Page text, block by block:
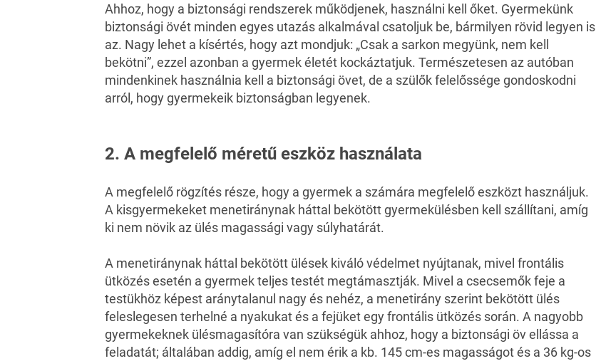
Ahhoz, hogy a biztonsági rendszerek működjenek, használni kell őket. Gyermekünk
biztonsági övét minden egyes utazás alkalmával csatoljuk be, bármilyen rövid legyen is
az. Nagy lehet a kísértés, hogy azt mondjuk: „Csak a sarkon megyünk, nem kell
bekötni”, ezzel azonban a gyermek életét kockáztatjuk. Természetesen az autóban
mindenkinek használnia kell a biztonsági övet, de a szülők felelőssége gondoskodni
arról, hogy gyermekeik biztonságban legyenek.
2. A megfelelő méretű eszköz használata
A megfelelő rögzítés része, hogy a gyermek a számára megfelelő eszközt használjuk.
A kisgyermekeket menetiránynak háttal bekötött gyermekülésben kell szállítani, amíg
ki nem növik az ülés magassági vagy súlyhatárát.
A menetiránynak háttal bekötött ülések kiváló védelmet nyújtanak, mivel frontális
ütközés esetén a gyermek teljes testét megtámasztják. Mivel a csecsemők feje a
testükhöz képest aránytalanul nagy és nehéz, a menetirány szerint bekötött ülés
feleslegesen terhelné a nyakukat és a fejüket egy frontális ütközés során. A nagyobb
gyermekeknek ülésmagasítóra van szükségük ahhoz, hogy a biztonsági öv ellássa a
feladatát; általában addig, amíg el nem érik a kb. 145 cm-es magasságot és a 36 kg-os